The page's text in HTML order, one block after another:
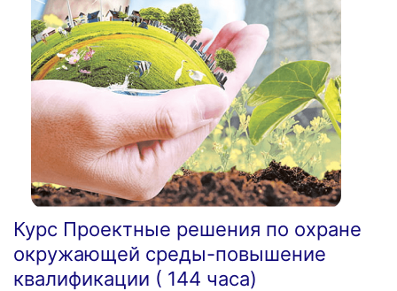
Курс Проектные решения по охране
окружающей среды-повышение
квалификации ( 144 часа)